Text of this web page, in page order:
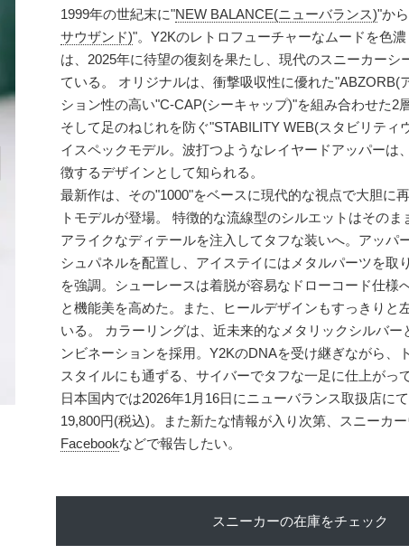
1999年の世紀末に"NEW BALANCE(ニューバランス)"か
サウザンド)"。Y2Kのレトロフューチャーなムードを色
は、2025年に待望の復刻を果たし、現代のスニーカーシ
ている。 オリジナルは、衝撃吸収性に優れた"ABZORB(
ション性の高い"C-CAP(シーキャップ)"を組み合わせた2
そして足のねじれを防ぐ"STABILITY WEB(スタビリティ
イスペックモデル。波打つようなレイヤードアッパーは
徴するデザインとして知られる。
最新作は、その"1000"をベースに現代的な視点で大胆に
トモデルが登場。 特徴的な流線型のシルエットはそのま
アライクなディテールを注入してタフな装いへ。アッパ
シュパネルを配置し、アイステイにはメタルパーツを取
を強調。シューレースは着脱が容易なドローコード仕様
と機能美を高めた。また、ヒールデザインもすっきりと
いる。 カラーリングは、近未来的なメタリックシルバー
ンビネーションを採用。Y2KのDNAを受け継ぎながら、
スタイルにも通ずる、サイバーでタフな一足に仕上がっ
日本国内では2026年1月16日にニューバランス取扱店に
19,800円(税込)。また新たな情報が入り次第、スニーカ
Facebookなどで報告したい。
スニーカーの在庫をチェック